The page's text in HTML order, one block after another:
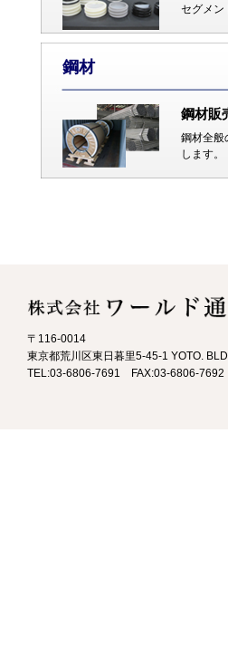
セグメン
鋼材
鋼材販
鋼材全般
します。
〒116-0014
東京都荒川区東日暮里5-45-1 YOTO.
TEL:03-6806-7691 FAX:03-6806-7692